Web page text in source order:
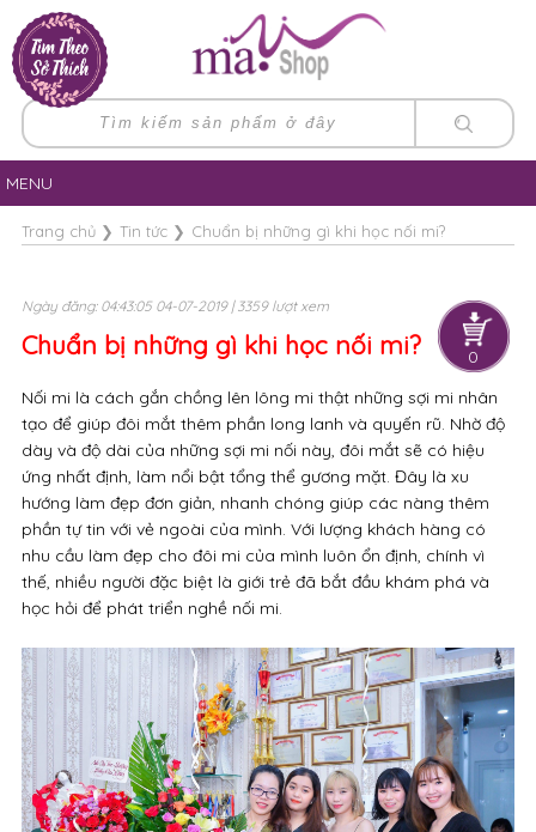
0
MENU
Trang chủ❯ Tin tức❯ Chuẩn bị những gì khi học nối mi?
Ngày đăng: 04:43:05 04-07-2019 | 3359 lượt xem
Chuẩn bị những gì khi học nối mi?
Nối mi là cách gắn chồng lên lông mi thật những sợi mi nhân
tạo để giúp đôi mắt thêm phần long lanh và quyến rũ. Nhờ độ
dày và độ dài của những sợi mi nối này, đôi mắt sẽ có hiệu
ứng nhất định, làm nổi bật tổng thể gương mặt. Đây là xu
hướng làm đẹp đơn giản, nhanh chóng giúp các nàng thêm
phần tự tin với vẻ ngoài của mình. Với lượng khách hàng có
nhu cầu làm đẹp cho đôi mi của mình luôn ổn định, chính vì
thế, nhiều người đặc biệt là giới trẻ đã bắt đầu khám phá và
học hỏi để phát triển nghề nối mi.